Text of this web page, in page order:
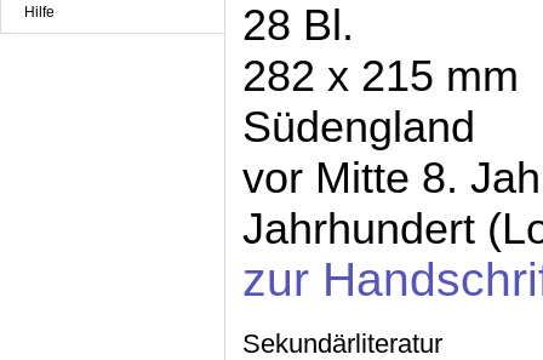
Hilfe
28 Bl.
282 x 215 mm
Südengland
vor Mitte 8.
Jahrhundert
zur
Sekundärliteratur